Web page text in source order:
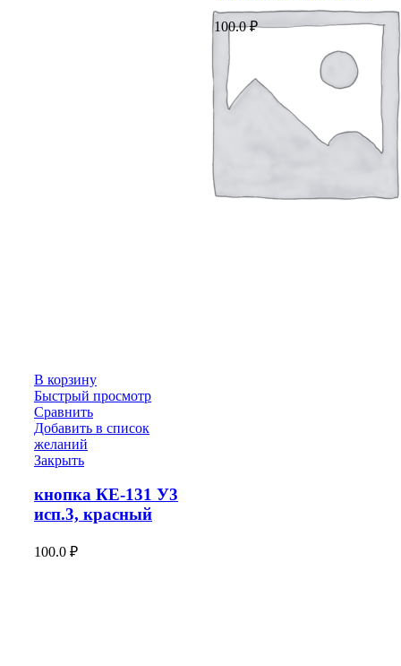
В корзину
Быстрый просмотр
Сравнить
Добавить в список
желаний
Закрыть
кнопка КЕ-131 У3
исп.3, красный
100.0 ₽
100.0₽